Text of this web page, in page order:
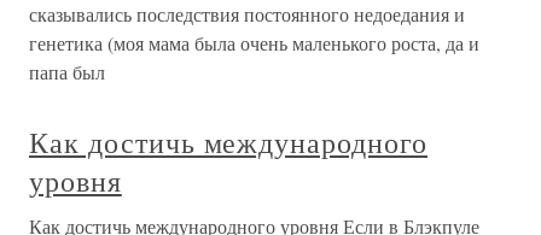
сказывались последствия постоянного недоедания и
генетика (моя мама была очень маленького роста, да и
папа был
Как достичь международного
уровня
Как достичь международного уровня Если в Блэкпуле